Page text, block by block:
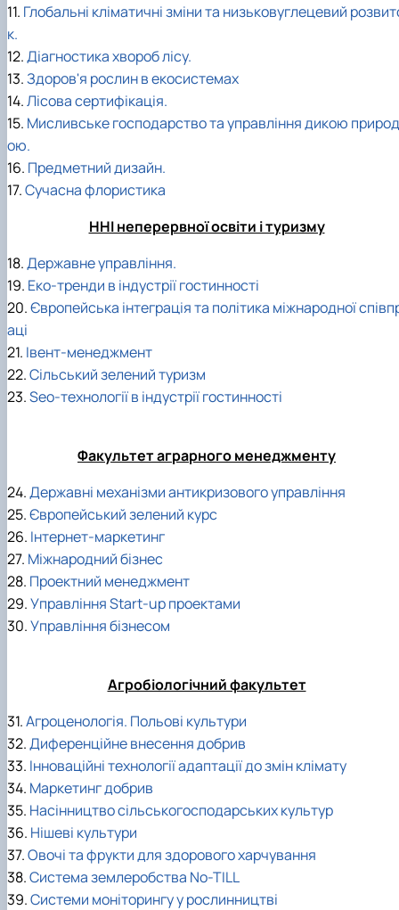
11. Глобальні кліматичні зміни та низьковуглецевий
к.
12.Діагностика хвороб лісу.
13.Здоров'я рослин в екосистемах
14.Лісова сертифікація.
15. Мисливське господарство та управління дикою природ
ою.
16. Предметний дизайн.
17.Сучасна флористика
ННІ неперервної освіти і туризму
18.Державне управління.
19. Еко-тренди в індустрії гостинності
20.Європейська інтеграція та політика міжнародної
аці
21. Івент-менеджмент
22.Сільський зелений туризм
23.Seo-технології в індустрії гостинності
Факультет аграрного менеджменту
24.Державні механізми антикризового управління
25.Європейський зелений курс
26. Інтернет-маркетинг
27. Міжнародний бізнес
28. Проектний менеджмент
29.Управління Start-up проектами
30.Управління бізнесом
Агробіологічний факультет
31.Агроценологія. Польові культури
32.Диференційне внесення добрив
33. Інноваційні технології адаптації до змін клімату
34. Маркетинг добрив
35. Насінництво сільськогосподарських культур
36. Нішеві культури
37.Овочі та фрукти для здорового харчування
38.Система землеробства No-TILL
39.Системи моніторингу у рослинництві